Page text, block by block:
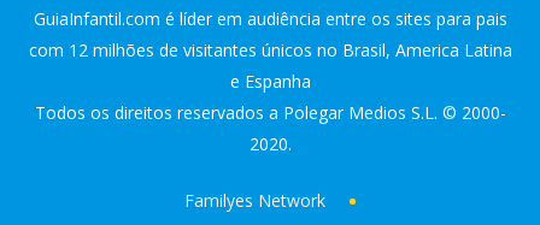
GuiaInfantil.com é líder em audiência entre os sites para pais
com 12 milhões de visitantes únicos no Brasil, America Latina
e Espanha
Todos os direitos reservados a Polegar Medios S.L. © 2000-
2020.
Familyes Network